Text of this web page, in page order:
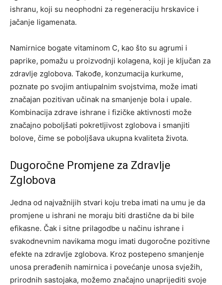
ishranu, koji su neophodni za regeneraciju hrskavice i
jačanje ligamenata.
Namirnice bogate vitaminom C, kao što su agrumi i
paprike, pomažu u proizvodnji kolagena, koji je ključan za
zdravlje zglobova. Takođe, konzumacija kurkume,
poznate po svojim antiupalnim svojstvima, može imati
značajan pozitivan učinak na smanjenje bola i upale.
Kombinacija zdrave ishrane i fizičke aktivnosti može
značajno poboljšati pokretljivost zglobova i smanjiti
bolove, čime se poboljšava ukupna kvaliteta života.
Dugoročne Promjene za Zdravlje
Zglobova
Jedna od najvažnijih stvari koju treba imati na umu je da
promjene u ishrani ne moraju biti drastične da bi bile
efikasne. Čak i sitne prilagodbe u načinu ishrane i
svakodnevnim navikama mogu imati dugoročne pozitivne
efekte na zdravlje zglobova. Kroz postepeno smanjenje
unosa prerađenih namirnica i povećanje unosa svježih,
prirodnih sastojaka, možemo značajno unaprijediti svoje